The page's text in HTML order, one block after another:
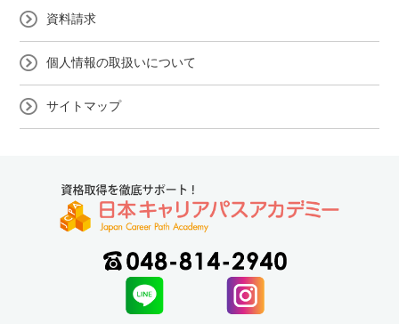
資料請求
個人情報の取扱いについて
サイトマップ